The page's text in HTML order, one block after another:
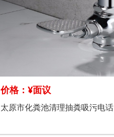
价格：¥面议
太原市化粪池清理抽粪吸污电话